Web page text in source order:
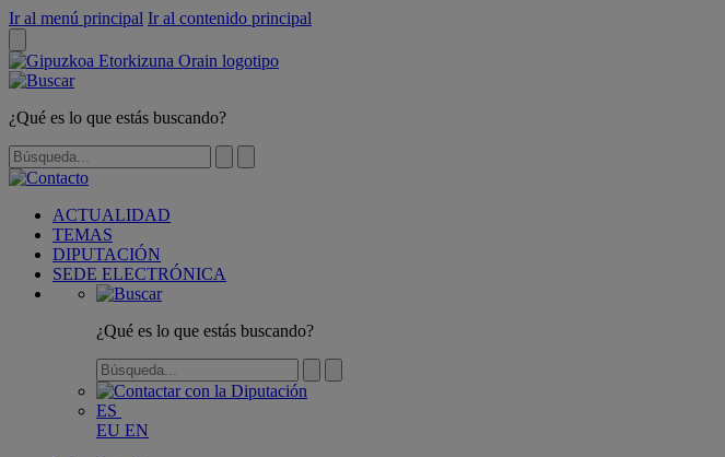
Ir al menú principal Ir al contenido principal
¿Qué es lo que estás buscando?
ACTUALIDAD
TEMAS
DIPUTACIÓN
SEDE ELECTRÓNICA
¿Qué es lo que estás buscando?
ES
EU EN